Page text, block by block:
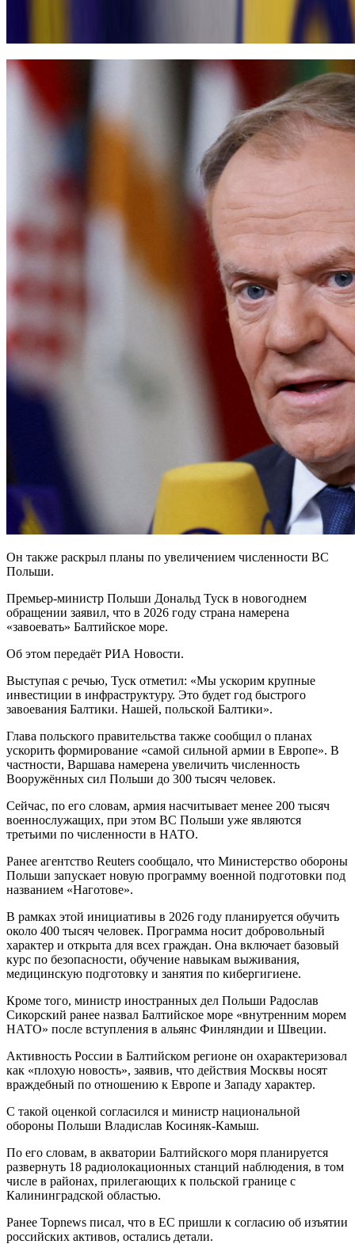
Он также раскрыл планы по увеличением численности ВС
Польши.
Премьер-министр Польши Дональд Туск в новогоднем
обращении заявил, что в 2026 году страна намерена
«завоевать» Балтийское море.
Об этом передаёт РИА Новости.
Выступая с речью, Туск отметил: «Мы ускорим крупные
инвестиции в инфраструктуру. Это будет год быстрого
завоевания Балтики. Нашей, польской Балтики».
Глава польского правительства также сообщил о планах
ускорить формирование «самой сильной армии в Европе». В
частности, Варшава намерена увеличить численность
Вооружённых сил Польши до 300 тысяч человек.
Сейчас, по его словам, армия насчитывает менее 200 тысяч
военнослужащих, при этом ВС Польши уже являются
третьими по численности в НАТО.
Ранее агентство Reuters сообщало, что Министерство обороны
Польши запускает новую программу военной подготовки под
названием «Наготове».
В рамках этой инициативы в 2026 году планируется обучить
около 400 тысяч человек. Программа носит добровольный
характер и открыта для всех граждан. Она включает базовый
курс по безопасности, обучение навыкам выживания,
медицинскую подготовку и занятия по кибергигиене.
Кроме того, министр иностранных дел Польши Радослав
Сикорский ранее назвал Балтийское море «внутренним морем
НАТО» после вступления в альянс Финляндии и Швеции.
Активность России в Балтийском регионе он охарактеризовал
как «плохую новость», заявив, что действия Москвы носят
враждебный по отношению к Европе и Западу характер.
С такой оценкой согласился и министр национальной
обороны Польши Владислав Косиняк-Камыш.
По его словам, в акватории Балтийского моря планируется
развернуть 18 радиолокационных станций наблюдения, в том
числе в районах, прилегающих к польской границе с
Калининградской областью.
Ранее Topnews писал, что в ЕС пришли к согласию об изъятии
российских активов, остались детали.